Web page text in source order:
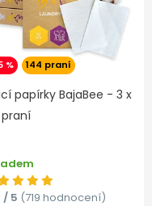
% 144 praní
papírky BajaBee - 3 x
/ 5 (719 hodnocení)